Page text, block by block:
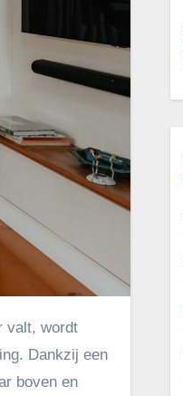
Dankzij een
boven en